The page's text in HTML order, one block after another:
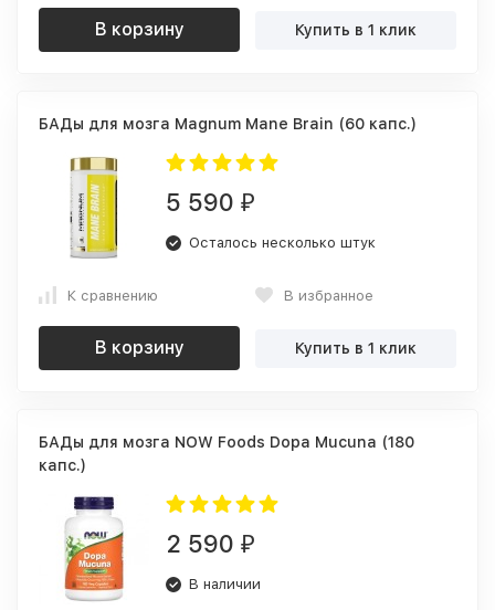
В корзину Купить в 1 клик
БАДы для мозга Magnum Mane Brain (60 капс.)
5 590 ₽
Осталось несколько штук
К сравнению В избранное
В корзину Купить в 1 клик
БАДы для мозга NOW Foods Dopa Mucuna (180
капс.)
2 590 ₽
В наличии